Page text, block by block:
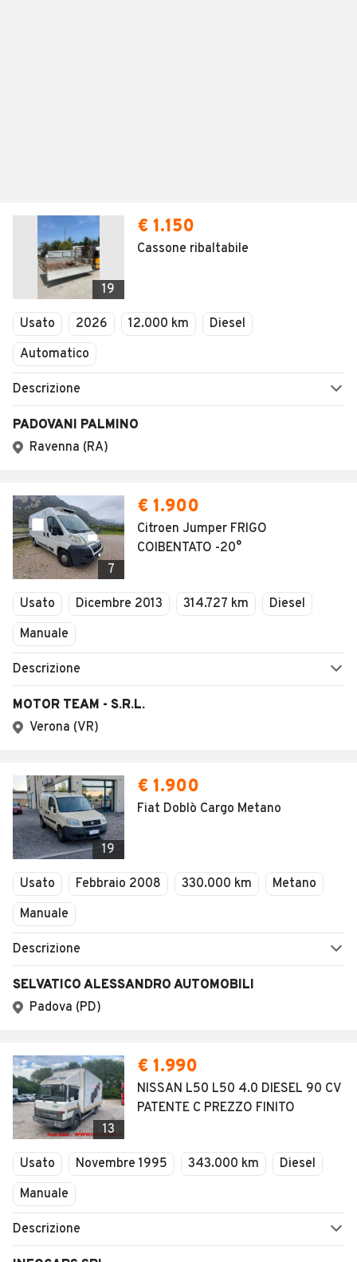
19
€ 1.150
Cassone ribaltabile
Usato 2026 12.000 km
Diesel
Automatico
Descrizione
PADOVANI PALMINO
Ravenna (RA)
7
€ 1.900
Citroen Jumper FRIGO
COIBENTATO -20°
Usato Dicembre 2013 314.727 km
Diesel
Manuale
Descrizione
MOTOR TEAM - S.R.L.
Verona (VR)
19
€ 1.900
Fiat Doblò Cargo Metano
Usato Febbraio 2008 330.000 km
Metano
Manuale
Descrizione
SELVATICO ALESSANDRO AUTOMOBILI
Padova (PD)
13
€ 1.990
NISSAN L50 L50 4.0 DIESEL 90 CV
PATENTE C PREZZO FINITO
Usato Novembre 1995 343.000 km
Diesel
Manuale
Descrizione